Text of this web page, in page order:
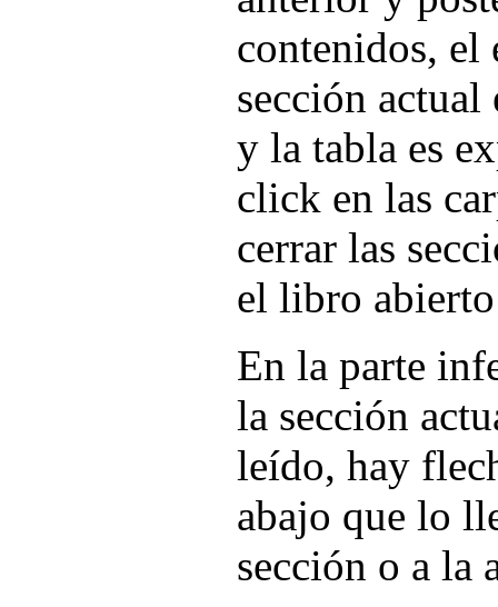
contenidos, el
sección actual
y la tabla es
click en las
cerrar las
el libro
En la parte
la sección
leído, hay
abajo que lo
sección o a la